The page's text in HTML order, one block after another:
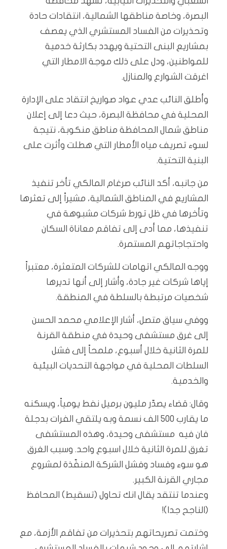
البصرة، وخاصة مناطقها الشمالية، انتقادات حادة
وتحذيرات من الفساد المستشري الذي يعصف
بمشاريع البنى التحتية ويهدد بكارثة خدمية
للمواطنين، ودل على ذلك موجة الامطار التي
اغرقت الشوارع والمنازل.
وأطلق النائب عدي عواد صواريخ انتقاد على الإدارة
المحلية في محافظة البصرة، حيث دعا إلى إعلان
مناطق شمال المحافظة مناطق منكوبة، نتيجة
لسوء تصريف مياه الأمطار التي هطلت وأثرت على
البنية التحتية.
من جانبه، أكد النائب صرغام المالكي تأخر تنفيذ
المشاريع في المناطق الشمالية، مشيراً إلى تعثرها
وتأخرها في ظل تورط شركات مشبوهة في
تنفيذها، مما أدى إلى تفاقم معاناة السكان
واحتجاجاتهم المستمرة.
ووجه المالكي اتهامات للشركات المتعثرة، معتبراً
إياها شركات غير جادة، وأشار إلى أنها تديرها
شخصيات مرتبطة بالسلطة في المنطقة.
ووفي سياق متصل، أشار الإعلامي محمد الحسن
إلى غرق مستشفى وحيدة في منطقة القرنة
للمرة الثانية خلال أسبوع، ملمحاً إلى فشل
السلطات المحلية في مواجهة التحديات البيئية
والخدمية.
وقال: قضاء يصدّر مليون برميل نفط يومياً، ويسكنه
ما يقارب ٥٠٠ الف نسمة وبه يلتقي الفرات بدجلة
فان فيه مستشفى وحيدة، وهذه المستشفى
تغرق للمرة الثانية خلال اسبوع واحد. وسبب الغرق
هو سوء وفساد وفشل الشركة المنفّذة لمشروع
مجاري القرنة الكبير.
وعندما تنتقد يقال انك تحاول (تسقيط) المحافظ
(الناجح جدا)!
وختمت تصريحاتهم بتحذيرات من تفاقم الأزمة، مع